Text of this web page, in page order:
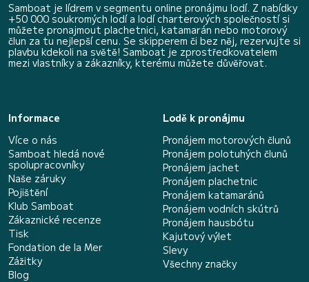
Samboat je lídrem v segmentu online pronájmu lodí. Z nabídky
+50 000 soukromých lodí a lodí charterových společností si
můžete pronajmout plachetnici, katamarán nebo motorový
člun za tu nejlepší cenu. Se skipperem či bez něj, rezervujte si
plavbu kdekoli na světě! Samboat je zprostředkovatelem
mezi vlastníky a zákazníky, kterému můžete důvěřovat.
Informace
Více o nás
Samboat hledá nové
spolupracovníky
Naše záruky
Pojištění
Klub Samboat
Zákaznické recenze
Tisk
Fondation de la Mer
Zážitky
Blog
Lodě k pronájmu
Pronájem motorových člunů
Pronájem polotuhých člunů
Pronájem jachet
Pronájem plachetnic
Pronájem katamaránů
Pronájem vodních skútrů
Pronájem hausbótu
Kajutový výlet
Slevy
Všechny značky